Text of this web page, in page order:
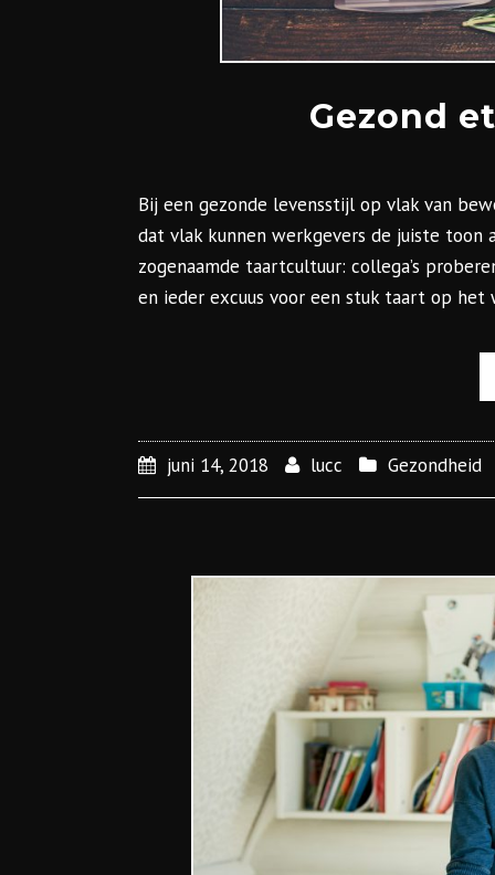
Gezond
Bij een gezonde levensstijl op vlak van
dat vlak kunnen werkgevers de juiste toon
zogenaamde taartcultuur: collega’s
en ieder excuus voor een stuk taart op
juni 14, 2018 lucc Gezondheid